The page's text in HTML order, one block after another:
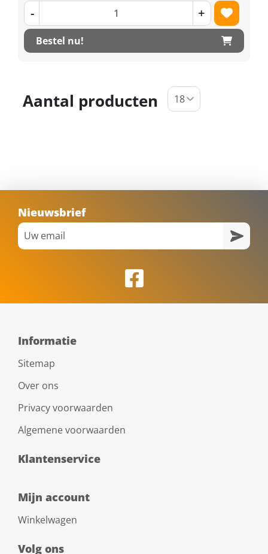
- +
Bestel nu!
Aantal producten
Nieuwsbrief
Informatie
Sitemap
Over ons
Privacy voorwaarden
Algemene voorwaarden
Klantenservice
Mijn account
Winkelwagen
Volg ons